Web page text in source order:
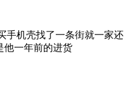
手机壳找了一条街就一家还
他一年前的进货